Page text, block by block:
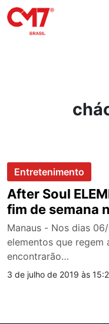
Entretenimento
After Soul
fim de semana
Manaus - Nos dias
elementos que regem
encontrarão…
3 de julho de 2019 às